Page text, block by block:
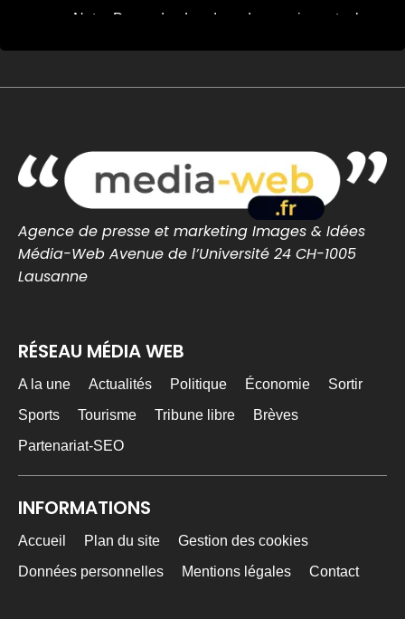
Notre-Dame-des-Landes : des semis contre le
contre le projet de CRA de Nantes -
l’utilisation de terres de l’ex-Zad po...
nantes-infos.fr
0 0 Twitter
MEDIA WEB
un niveau inédit depuis la crise du Covid -
Média Web
Le taux de chômage atteint 8,3 % en France
au deuxième trimestre, son niveau le plus
@mediawebinfos ·
Agence de presse et marketing Images & Idées
Média-Web Avenue de l’Université 24 CH-1005
Lausanne
RÉSEAU MÉDIA WEB
A la une Actualités Politique Économie
Sortir
Sports
Tourisme Tribune libre
Brèves
Partenariat-SEO
INFORMATIONS
Accueil Plan du site
Gestion des cookies
Données personnelles
Mentions légales Contact